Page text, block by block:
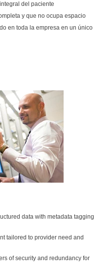
del paciente
y que no ocupa espacio
en toda la empresa en un único
data with metadata tagging
tailored to provider need and
of security and redundancy for